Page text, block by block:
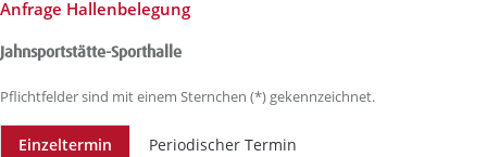
Anfrage Hallenbelegung
Jahnsportstätte-Sporthalle
Pflichtfelder sind mit einem Sternchen (*) gekennzeichnet.
Einzeltermin Periodischer Termin